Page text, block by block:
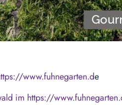
www.fuhnegarten.de
im https://